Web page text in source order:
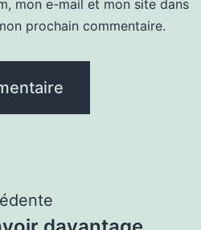
mon e-mail et mon site dans
prochain commentaire.